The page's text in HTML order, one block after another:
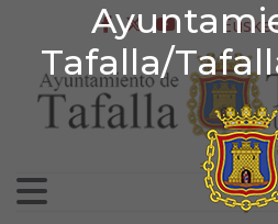
Tafalla/
Ir al contenidofacebook
twitter
youtube